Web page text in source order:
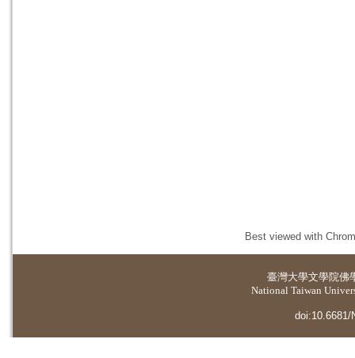
Best viewed with
臺灣大學文學院佛
National Taiwan
doi:10.6681/